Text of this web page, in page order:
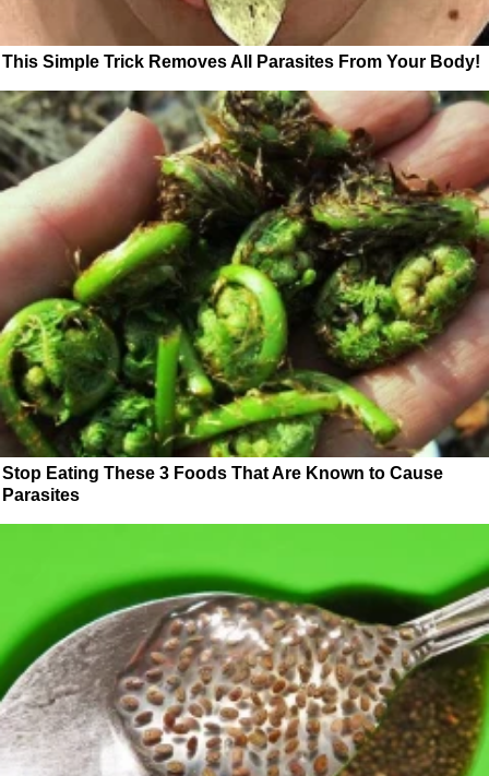
This Simple Trick Removes All Parasites From Your Body!
Stop Eating These 3 Foods That Are Known to Cause
Parasites